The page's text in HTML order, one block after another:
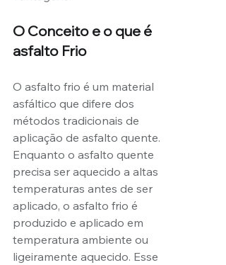
O Conceito e o que é
asfalto Frio
O asfalto frio é um material
asfáltico que difere dos
métodos tradicionais de
aplicação de asfalto quente.
Enquanto o asfalto quente
precisa ser aquecido a altas
temperaturas antes de ser
aplicado, o asfalto frio é
produzido e aplicado em
temperatura ambiente ou
ligeiramente aquecido. Esse